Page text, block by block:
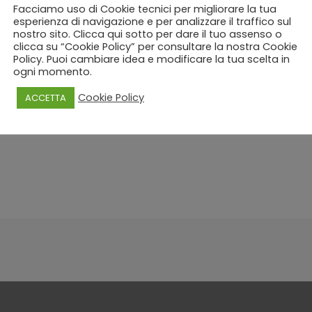
Facciamo uso di Cookie tecnici per migliorare la tua
esperienza di navigazione e per analizzare il traffico sul
nostro sito. Clicca qui sotto per dare il tuo assenso o
clicca su “Cookie Policy” per consultare la nostra Cookie
Policy. Puoi cambiare idea e modificare la tua scelta in
ogni momento.
ACCETTA Cookie Policy